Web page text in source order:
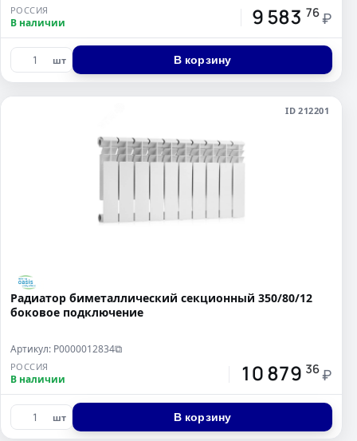
РОССИЯ
В наличии 9 583 76 ₽
шт В корзину
ID 212201
Радиатор биметаллический секционный 350/80/12
боковое подключение
Артикул: Р0000012834⧉
РОССИЯ
В наличии 10 879 36 ₽
шт В корзину